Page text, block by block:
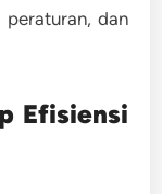
dan
Efisiensi